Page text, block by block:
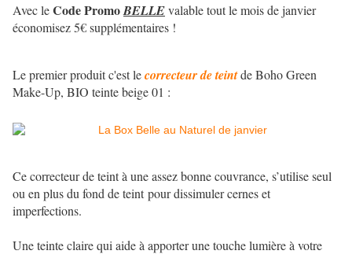
Avec leCode PromoBELLEvalable tout le mois de janvier
économisez 5€ supplémentaires !
Le premier produit c'est lecorrecteur de teintde Boho Green
Make-Up, BIO teinte beige 01 :
Ce correcteur de teint à une assez bonne couvrance, s’utilise seul
ou en plus du fond de teint pour dissimuler cernes et
imperfections.
Une teinte claire qui aide à apporter une touche lumière à votre